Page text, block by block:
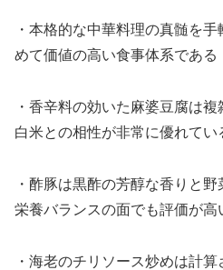
・本格的な中華料理の真髄を
めて価値の高い食事体系である
・香辛料の効いた麻婆豆腐は
白米との相性が非常に優れてい
・酢豚は黒酢の芳醇な香りと
栄養バランスの面でも評価が高
・海老のチリソース炒めは計